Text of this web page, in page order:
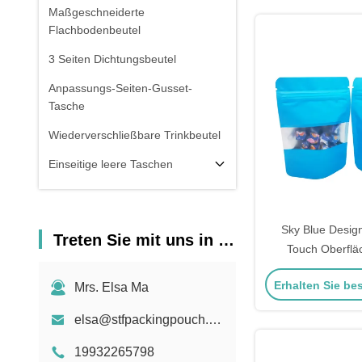
Maßgeschneiderte
Flachbodenbeutel
3 Seiten Dichtungsbeutel
Anpassungs-Seiten-Gusset-
Tasche
Wiederverschließbare Trinkbeutel
Einseitige leere Taschen
Fensterbeutel
Vorräte
Treten Sie mit uns in Verbindung
Mrs. Elsa Ma
elsa@stfpackingpouch.com
19932265798
Sky Blue
Touch
verschließbar
Mylar
Erhalten Sie